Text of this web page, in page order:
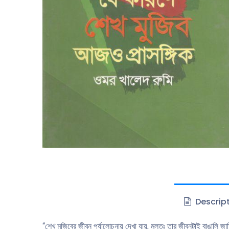
“শেখ মুজিবের জীবন পর্যালোচনায় দেখা যায়, মূলতঃ তার জীবনটাই বাঙালি